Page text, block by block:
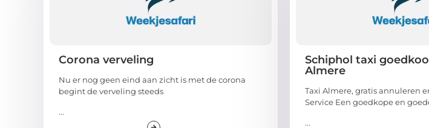
Corona verveling
Nu er nog geen eind aan zicht is met de corona
begint de verveling steeds
...
Schiphol taxi
Almere
Taxi Almere, gratis annuleren
Service Een goedkope en
...